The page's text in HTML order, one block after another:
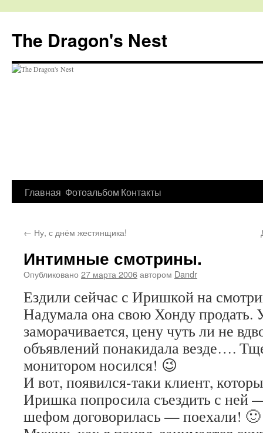
The Dragon's Nest
Перейти
содержимому
Главная Фотоальбом Контакты
← Ну, с днём жестянщика!
Интимные смотрины.
Опубликовано 27 марта 2006автором Dandr
Ездили сейчас с Иришкой на
Надумала она свою Хонду продать.
заморачивается, цену чуть ли не
объявлений понакидала везде….
монитором носился! 😉
И вот, появился-таки клиент,
Иришка попросила съездить с ней
шефом договорилась — поехали! 🙂